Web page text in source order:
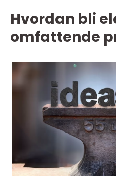
Hvordan bli
omfattende